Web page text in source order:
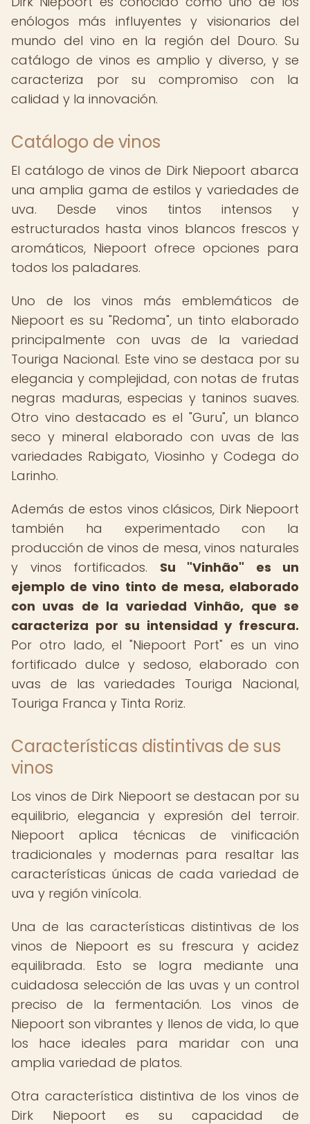
enólogos más influyentes y visionarios del
mundo del vino en la región del Douro. Su
catálogo de vinos es amplio y diverso, y se
caracteriza por su compromiso con la
calidad y la innovación.
Catálogo de vinos
El catálogo de vinos de Dirk Niepoort abarca
una amplia gama de estilos y variedades de
uva. Desde vinos tintos intensos y
estructurados hasta vinos blancos frescos y
aromáticos, Niepoort ofrece opciones para
todos los paladares.
Uno de los vinos más emblemáticos de
Niepoort es su "Redoma", un tinto elaborado
principalmente con uvas de la variedad
Touriga Nacional. Este vino se destaca por su
elegancia y complejidad, con notas de frutas
negras maduras, especias y taninos suaves.
Otro vino destacado es el "Guru", un blanco
seco y mineral elaborado con uvas de las
variedades Rabigato, Viosinho y Codega do
Larinho.
Además de estos vinos clásicos, Dirk Niepoort
también ha experimentado con la
producción de vinos de mesa, vinos naturales
y vinos fortificados. Su "Vinhão" es un
ejemplo de vino tinto de mesa, elaborado
con uvas de la variedad Vinhão, que se
caracteriza por su intensidad y frescura.
Por otro lado, el "Niepoort Port" es un vino
fortificado dulce y sedoso, elaborado con
uvas de las variedades Touriga Nacional,
Touriga Franca y Tinta Roriz.
Características distintivas de sus
vinos
Los vinos de Dirk Niepoort se destacan por su
equilibrio, elegancia y expresión del terroir.
Niepoort aplica técnicas de vinificación
tradicionales y modernas para resaltar las
características únicas de cada variedad de
uva y región vinícola.
Una de las características distintivas de los
vinos de Niepoort es su frescura y acidez
equilibrada. Esto se logra mediante una
cuidadosa selección de las uvas y un control
preciso de la fermentación. Los vinos de
Niepoort son vibrantes y llenos de vida, lo que
los hace ideales para maridar con una
amplia variedad de platos.
Otra característica distintiva de los vinos de
Dirk Niepoort es su capacidad de